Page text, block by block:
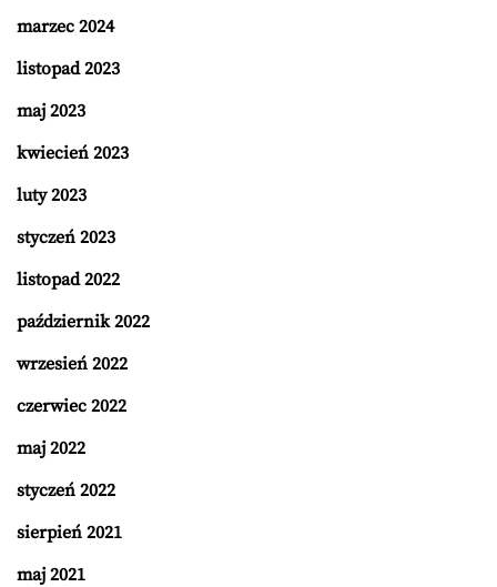
marzec 2024
listopad 2023
maj 2023
kwiecień 2023
luty 2023
styczeń 2023
listopad 2022
październik 2022
wrzesień 2022
czerwiec 2022
maj 2022
styczeń 2022
sierpień 2021
maj 2021